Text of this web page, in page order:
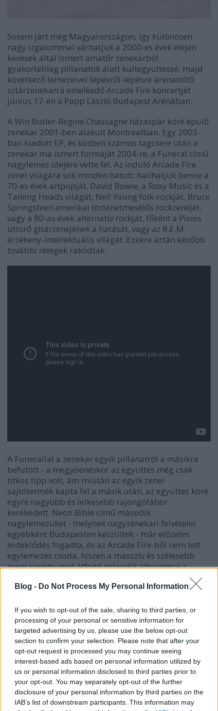
Blog - Do Not Process My Personal Information
If you wish to opt-out of the sale, sharing to third parties, or
processing of your personal or sensitive information for
targeted advertising by us, please use the below opt-out
section to confirm your selection. Please note that after your
opt-out request is processed you may continue seeing
interest-based ads based on personal information utilized by
us or personal information disclosed to third parties prior to
your opt-out. You may separately opt-out of the further
disclosure of your personal information by third parties on the
IAB’s list of downstream participants. This information may
Sosem járt még Magyarországon, így különösen
nagy izgalommal várhatjuk a 2000-es évek elején
kevesek által ismert amatőr zenekarból
gyakorlatilag pillanatok alatt kultegyüttessé, majd
következő lemezeivel lépésről-lépésre arénatöltő
sztárzenekarrá emelkedő Arcade Fire koncertjét
június 17-én a Papp László Budapest Arénában.
AWin Butler-Regine Chassagne házaspár köré épülő
zenekar 2001-ben alakult Montrealban. Egy 2003-
ban kiadott EP, és közben számos tagcsere után a
zenekar ma ismert formáját 2004-re, a Funeral című
nagylemez idejére vette fel. Az induló Arcade Fire
zenei világára sok minden hatott: hallhatjuk benne a
70-es évek artpopját, David Bowie, a Roxy Music és a
Talking Heads világát, Neil Young folk-rockját, Bruce
Springsteen amerikai történetmesélős rockzenéjét,
vagy a 80-as évek alternatív rockját, főként a Pixies
úttörő gitárzenéjének a hatását, vagy az R.E.M.
érzékeny-intellektuális világát. Ezekre aztán később
további rétegek rakódtak.
A Funerallal a zenekar egyik pillanatról a másikra
befutott - a megjelenéskor az együttes még csak
titkos tipp volt, ám miután az egyik zenei
sajtótermék kapta fel a másik után, az együttes köré
egyre nagyobb és lelkesebb rajongótábor
kerekedett. Neon Bible című második
nagylemezüket - melynek nagyzenekari felvételei
egyébként Budapesten készültek - már előzetes
érdeklődés fogadta, és az Arcade Fire-ből nem lett
egylemezes csoda, hiszen a masszív és szélesebb
zenei spektrumot átfogó második albummal a
várakozásoknak.